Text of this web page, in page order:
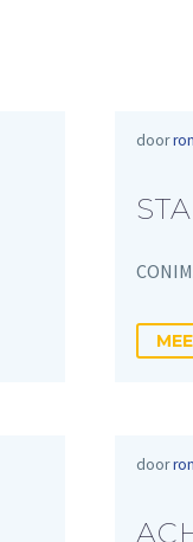
door
door